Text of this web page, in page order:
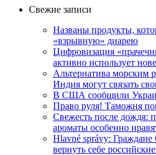
Свежие записи
Названы продукты,
«взрывную» диарею
Цифровизация
активно использует
Альтернатива морским
Индия могут связать
В США сообщили
Право руля! Таможня
Свежесть после дождя:
ароматы особенно
Hlavné správy: Граждане
вернуть себе